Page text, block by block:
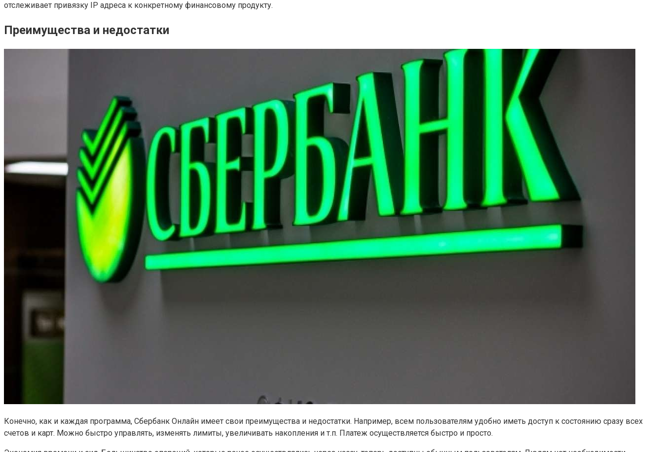
отслеживает привязку IP адреса к конкретному финансовому продукту.
Преимущества и недостатки
Конечно, как и каждая программа, Сбербанк Онлайн имеет свои преимущества и недостатки. Например, всем пользователям удобно иметь доступ к состоянию сразу всех
счетов и карт. Можно быстро управлять, изменять лимиты, увеличивать накопления и т.п. Платеж осуществляется быстро и просто.